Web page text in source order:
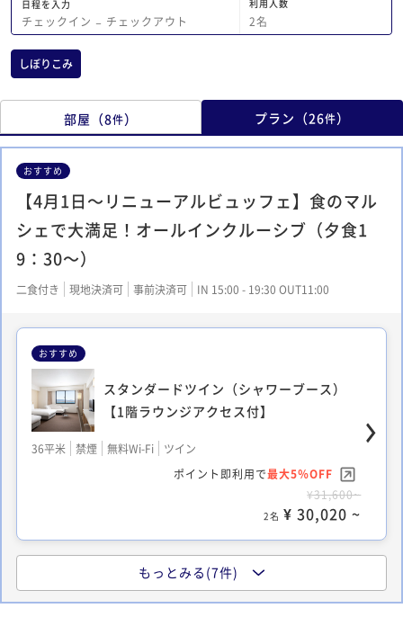
日程を入力
チェックイン − チェックアウト
利用人数
2名
しぼりこみ
部屋 （8件） プラン （26件）
おすすめ
【4月1日～リニューアルビュッフェ】食のマル
シェで大満足！オールインクルーシブ（夕食1
9：30～）
二食付き 現地決済可 事前決済可 IN 15:00 - 19:30 OUT11:00
おすすめ
スタンダードツイン（シャワーブース）
【1階ラウンジアクセス付】
36平米 禁煙 無料Wi-Fi
ツイン
ポイント即利用で最大5％OFF
¥31,600~
2名 ¥ 30,020 ~
クラシックツイン【1階ラウンジアクセス
もっとみる(7件)